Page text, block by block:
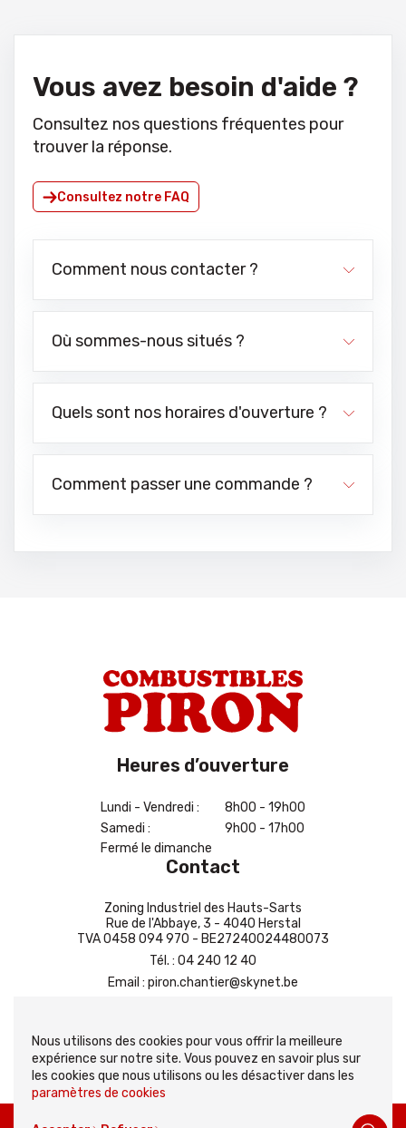
Vous avez besoin d'aide ?
Consultez nos questions fréquentes pour
trouver la réponse.
Consultez notre FAQ
Comment nous contacter ?
Où sommes-nous situés ?
Quels sont nos horaires d'ouverture ?
Comment passer une commande ?
Heures d’ouverture
Lundi - Vendredi :
8h00 - 19h00
Samedi :
9h00 - 17h00
Fermé le dimanche
Contact
Zoning Industriel des Hauts-Sarts
Rue de l'Abbaye, 3 - 4040 Herstal
TVA 0458 094 970 - BE27240024480073
Tél. : 04 240 12 40
Email : piron.chantier@skynet.be
Contactez-nous
Nous utilisons des cookies pour vous offrir la meilleure
expérience sur notre site. Vous pouvez en savoir plus sur
les cookies que nous utilisons ou les désactiver dans les
paramètres de cookies